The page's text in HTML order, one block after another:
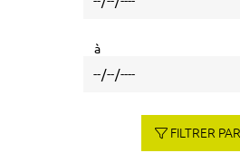
à
FILTRER